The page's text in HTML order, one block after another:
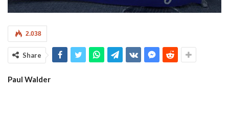
2.038
Share
Paul Walder